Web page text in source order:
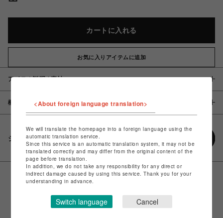
カートに入れる
お気に入りアイテムに追加
アイテム説明 / 素材
概要
シェアする
<About foreign language translation>
We will translate the homepage into a foreign language using the
automatic translation service.
Since this service is an automatic translation system, it may not be
translated correctly and may differ from the original content of the
page before translation.
In addition, we do not take any responsibility for any direct or
indirect damage caused by using this service. Thank you for your
understanding in advance.
Switch language Cancel